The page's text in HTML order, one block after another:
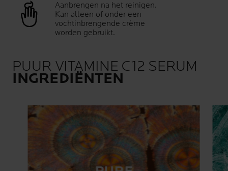
Aanbrengen na het reinigen.
Kan alleen of onder een
vochtinbrengende crème
worden gebruikt.
PUUR VITAMINE C12 SERUM
INGREDIËNTEN